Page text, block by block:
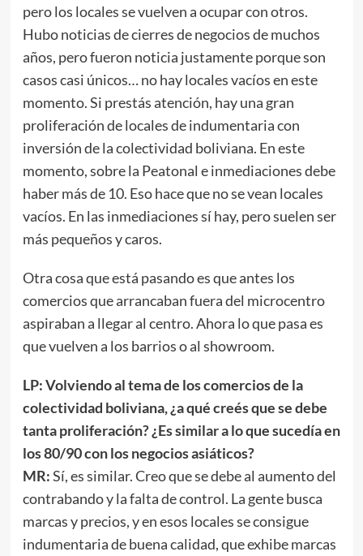
pero los locales se vuelven a ocupar con otros.
Hubo noticias de cierres de negocios de muchos
años, pero fueron noticia justamente porque son
casos casi únicos… no hay locales vacíos en este
momento. Si prestás atención, hay una gran
proliferación de locales de indumentaria con
inversión de la colectividad boliviana. En este
momento, sobre la Peatonal e inmediaciones debe
haber más de 10. Eso hace que no se vean locales
vacíos. En las inmediaciones sí hay, pero suelen ser
más pequeños y caros.
Otra cosa que está pasando es que antes los
comercios que arrancaban fuera del microcentro
aspiraban a llegar al centro. Ahora lo que pasa es
que vuelven a los barrios o al showroom.
LP: Volviendo al tema de los comercios de la
colectividad boliviana, ¿a qué creés que se debe
tanta proliferación? ¿Es similar a lo que sucedía en
los 80/90 con los negocios asiáticos?
MR:Sí, es similar. Creo que se debe al aumento del
contrabando y la falta de control. La gente busca
marcas y precios, y en esos locales se consigue
indumentaria de buena calidad, que exhibe marcas